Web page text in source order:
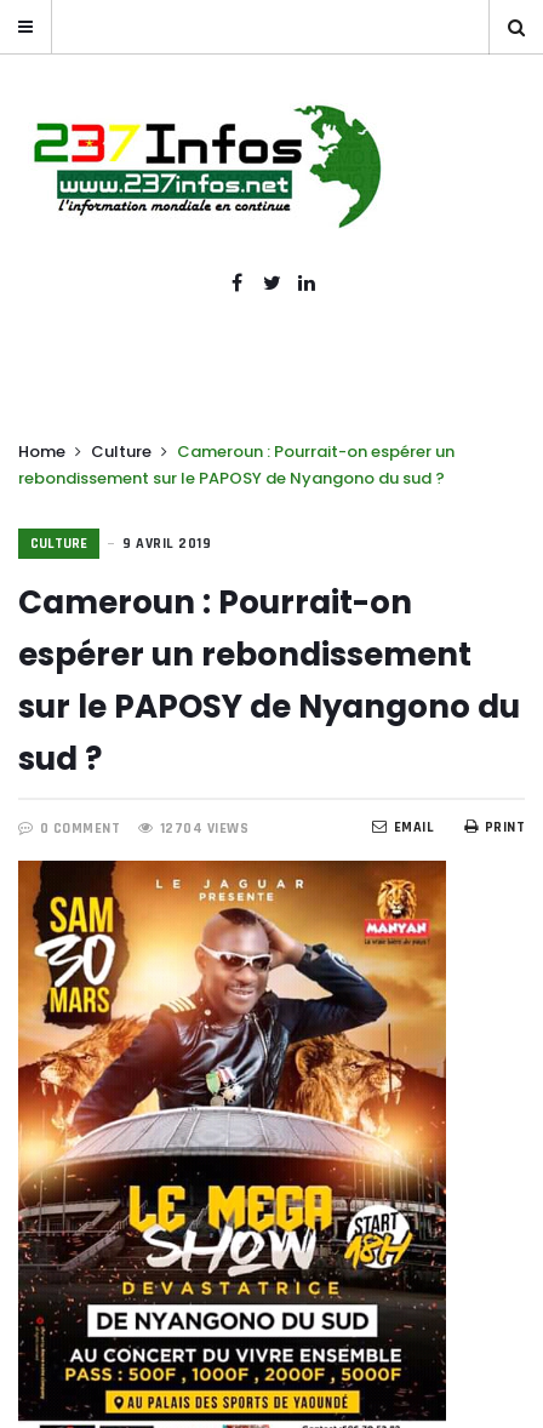
Home Culture
Cameroun : Pourrait-on espérer un
rebondissement sur le PAPOSY de Nyangono du sud ?
CULTURE 9 AVRIL 2019
Cameroun : Pourrait-on
espérer un rebondissement
sur le PAPOSY de Nyangono du
sud ?
0 COMMENT 12704 VIEWS PRINT
EMAIL